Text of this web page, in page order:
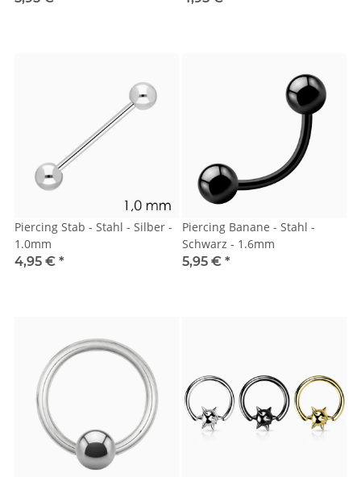
Piercing Stab - Stahl - Silber -
1.0mm
4,95 € *
Piercing Banane - Stahl -
Schwarz - 1.6mm
5,95 € *